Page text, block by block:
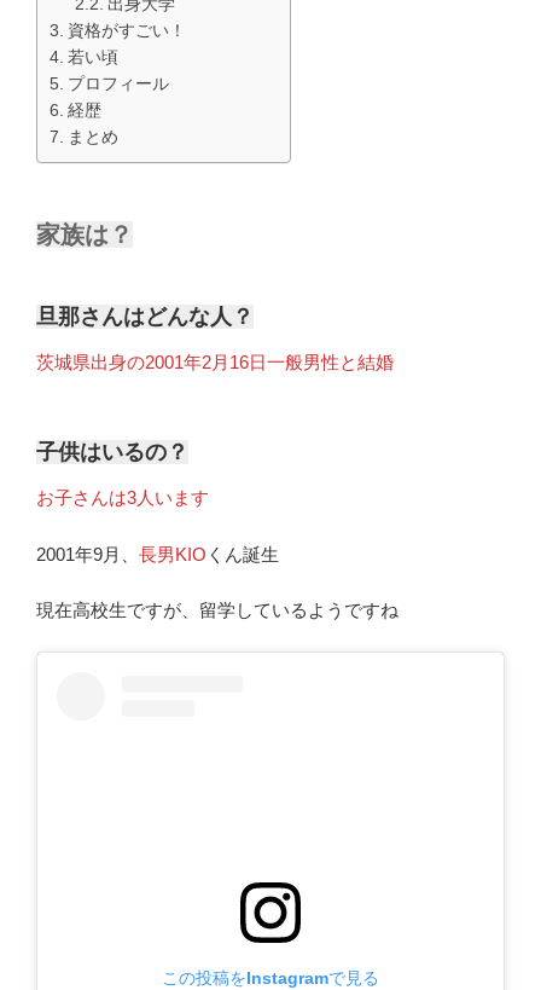
出身大学
資格がすごい！
若い頃
プロフィール
経歴
まとめ
家族は？
旦那さんはどんな人？
茨城県出身の2001年2月16日一般男性と結婚
子供はいるの？
お子さんは3人います
2001年9月、 長男KIO くん誕生
現在高校生ですが、留学しているようですね
この投稿をInstagramで見る